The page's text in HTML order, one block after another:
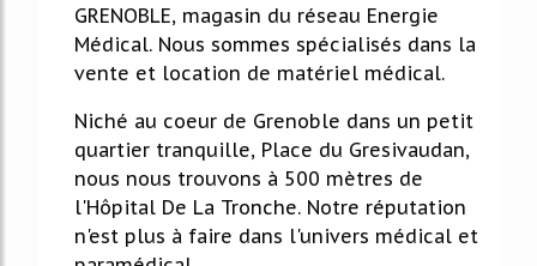
GRENOBLE, magasin du réseau Energie
Médical. Nous sommes spécialisés dans la
vente et location de matériel médical.
Niché au coeur de Grenoble dans un petit
quartier tranquille, Place du Gresivaudan,
nous nous trouvons à 500 mètres de
l'Hôpital De La Tronche. Notre réputation
n'est plus à faire dans l'univers médical et